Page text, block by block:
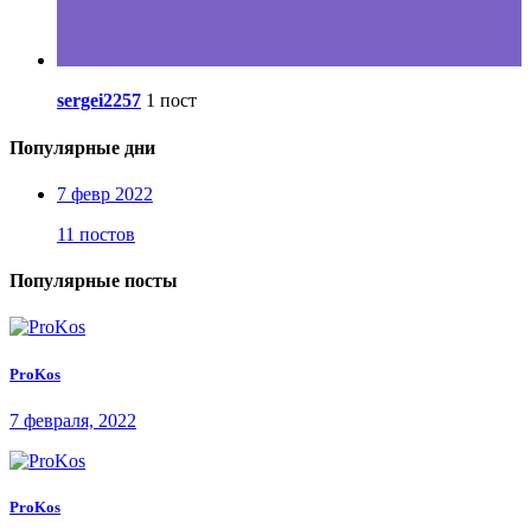
sergei2257 1 пост
Популярные дни
7 февр 2022
11 постов
Популярные посты
ProKos
7 февраля, 2022
ProKos